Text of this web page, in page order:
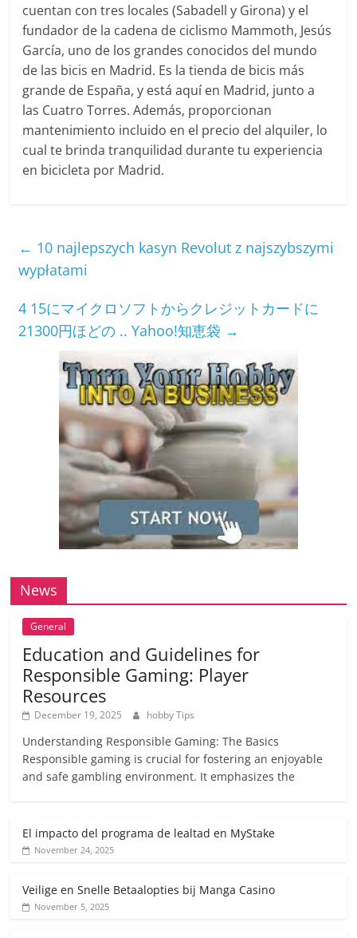
cuentan con tres locales (Sabadell y Girona) y el
fundador de la cadena de ciclismo Mammoth, Jesús
García, uno de los grandes conocidos del mundo
de las bicis en Madrid. Es la tienda de bicis más
grande de España, y está aquí en Madrid, junto a
las Cuatro Torres. Además, proporcionan
mantenimiento incluido en el precio del alquiler, lo
cual te brinda tranquilidad durante tu experiencia
en bicicleta por Madrid.
← 10 najlepszych kasyn Revolut z najszybszymi
wypłatami
4 15にマイクロソフトからクレジットカードに
21300円ほどの .. Yahoo!知恵袋 →
News
General
Education and Guidelines for
Responsible Gaming: Player
Resources
December 19, 2025 hobby Tips
Understanding Responsible Gaming: The Basics
Responsible gaming is crucial for fostering an enjoyable
and safe gambling environment. It emphasizes the
El impacto del programa de lealtad en MyStake
November 24, 2025
Veilige en Snelle Betaalopties bij Manga Casino
November 5, 2025